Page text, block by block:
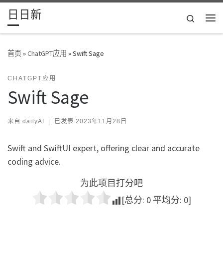
Skip to content
日日新
Search
首页»ChatGPT应用 »Swift Sage
CHATGPT应用
Swift Sage
来自 dailyAI | 已发表 2023年11月28日
Swift and SwiftUI expert, offering clear and accurate
coding advice.
为此项目打分吧
[总分: 0 平均分: 0]